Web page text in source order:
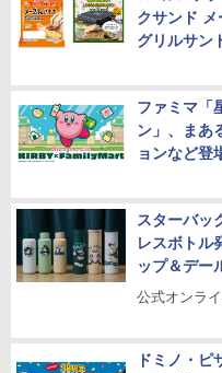
クサンド
グリルサン
ファミマ「
ン」、まあ
ョンなど登
スターバッ
レスボトル
ップ＆デー
公式オンラ
ドミノ・ピ